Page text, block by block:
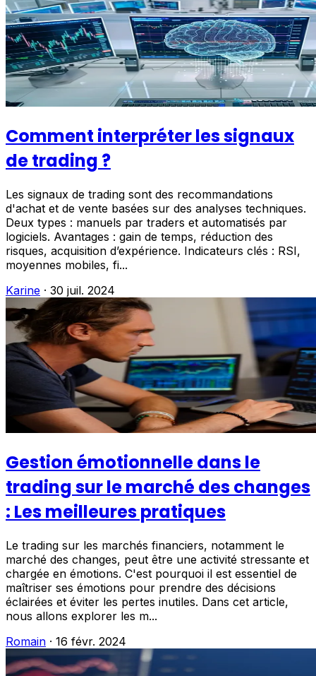
Comment interpréter les signaux
de trading ?
Les signaux de trading sont des recommandations
d'achat et de vente basées sur des analyses techniques.
Deux types : manuels par traders et automatisés par
logiciels. Avantages : gain de temps, réduction des
risques, acquisition d’expérience. Indicateurs clés : RSI,
moyennes mobiles, fi...
Karine · 30 juil. 2024
Gestion émotionnelle dans le
trading sur le marché des changes
: Les meilleures pratiques
Le trading sur les marchés financiers, notamment le
marché des changes, peut être une activité stressante et
chargée en émotions. C'est pourquoi il est essentiel de
maîtriser ses émotions pour prendre des décisions
éclairées et éviter les pertes inutiles. Dans cet article,
nous allons explorer les m...
Romain · 16 févr. 2024